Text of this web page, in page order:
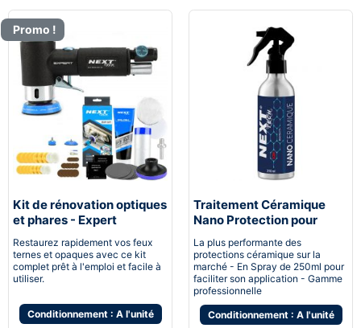
Promo !
Kit de rénovation optiques
et phares - Expert
Restaurez rapidement vos feux
ternes et opaques avec ce kit
complet prêt à l'emploi et facile à
utiliser.
Conditionnement : A l'unité
Traitement Céramique
Nano Protection pour
La plus performante des
protections céramique sur la
marché - En Spray de 250ml pour
faciliter son application - Gamme
professionnelle
Conditionnement : A l'unité